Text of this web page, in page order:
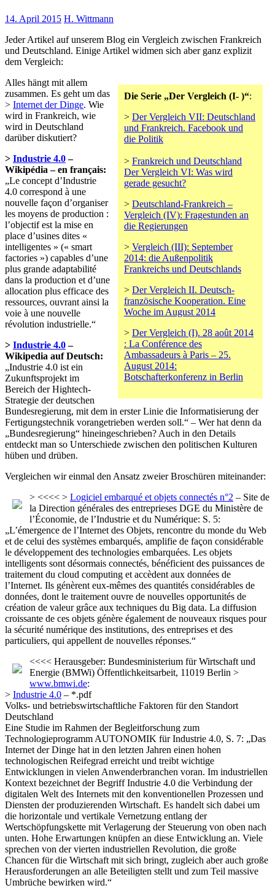
14. April 2015 H. Wittmann
Jeder Artikel auf unserem Blog ein Vergleich zwischen Frankreich
und Deutschland. Einige Artikel widmen sich aber ganz explizit
dem Vergleich:
Die Serie „Der Vergleich (I- )“:
> Der Vergleich VII: Deutschland
und Frankreich. Facebook und
die Politik
> Frankreich und Deutschland
Der Vergleich VI: Was wird
gerade gesucht?
> Deutschland-Frankreich –
Vergleich (IV): Fragestunden an
die Regierungen
> Vergleich (III): September
2014: die Außenpolitik
Frankreichs und Deutschlands
> Der Vergleich II. Deutsch-
französische Kooperation. Eine
Woche im August 2014
> Der Vergleich (I). 28 août 2014
: La Conférence des
Ambassadeurs à Paris – 25.
August 2014:
Botschafterkonferenz in Berlin
Alles hängt mit allem
zusammen. Es geht um das
> Internet der Dinge. Wie
wird in Frankreich, wie
wird in Deutschland
darüber diskutiert?
> Industrie 4.0–
Wikipédia – en français:
„Le concept d’Industrie
4.0 correspond à une
nouvelle façon d’organiser
les moyens de production :
l’objectif est la mise en
place d’usines dites «
intelligentes » (« smart
factories ») capables d’une
plus grande adaptabilité
dans la production et d’une
allocation plus efficace des
ressources, ouvrant ainsi la
voie à une nouvelle
révolution industrielle.“
> Industrie 4.0–
Wikipedia auf Deutsch:
„Industrie 4.0 ist ein
Zukunftsprojekt im
Bereich der Hightech-
Strategie der deutschen
Bundesregierung, mit dem in erster Linie die Informatisierung der
Fertigungstechnik vorangetrieben werden soll.“ – Wer hat denn da
„Bundesregierung“ hineingeschrieben? Auch in den Details
entdeckt man so Unterschiede zwischen den politischen Kulturen
hüben und drüben.
Vergleichen wir einmal den Ansatz zweier Broschüren miteinander:
> <<<< > Logiciel embarqué et objets connectés n°2 – Site de
la Direction générales des entreprieses DGE du Ministère de
l’Économie, de l’Industrie et du Numérique: S. 5:
„L’émergence de l’Internet des Objets, rencontre du monde du Web
et de celui des systèmes embarqués, amplifie de façon considérable
le développement des technologies embarquées. Les objets
intelligents sont désormais connectés, bénéficient des puissances de
traitement du cloud computing et accèdent aux données de
l’Internet. Ils génèrent eux-mêmes des quantités considérables de
données, dont le traitement ouvre de nouvelles opportunités de
création de valeur grâce aux techniques du Big data. La diffusion
croissante de ces objets génère également de nouveaux risques pour
la sécurité numérique des institutions, des entreprises et des
particuliers, qui appellent de nouvelles réponses.“
<<<< Herausgeber: Bundesministerium für Wirtschaft und
Energie (BMWi) Öffentlichkeitsarbeit, 11019 Berlin >
www.bmwi.de:
> Industrie 4.0 – *.pdf
Volks- und betriebswirtschaftliche Faktoren für den Standort
Deutschland
Eine Studie im Rahmen der Begleitforschung zum
Technologieprogramm AUTONOMIK für Industrie 4.0, S. 7: „Das
Internet der Dinge hat in den letzten Jahren einen hohen
technologischen Reifegrad erreicht und treibt wichtige
Entwicklungen in vielen Anwenderbranchen voran. Im industriellen
Kontext bezeichnet der Begriff Industrie 4.0 die Verbindung der
digitalen Welt des Internets mit den konventionellen Prozessen und
Diensten der produzierenden Wirtschaft. Es handelt sich dabei um
die horizontale und vertikale Vernetzung entlang der
Wertschöpfungskette mit Verlagerung der Steuerung von oben nach
unten. Hohe Erwartungen knüpfen an diese Entwicklung an. Viele
sprechen von der vierten industriellen Revolution, die große
Chancen für die Wirtschaft mit sich bringt, zugleich aber auch große
Herausforderungen an alle Beteiligten stellt und zum Teil massive
Umbrüche bewirken wird.“